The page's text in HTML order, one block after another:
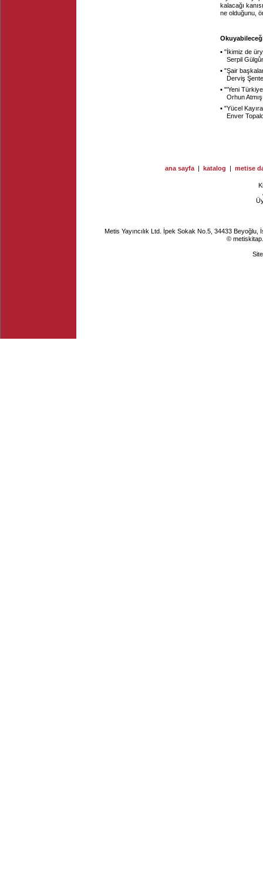
kalacağı
ne olduğunu,
▪ "İkimiz de
Serpil
▪ "Şair
Derviş
▪ "'Yeni
Orhun
▪ "Yücel
Enver
ana sayfa | katalog | metise
Metis Yayıncılık Ltd. İpek Sokak No.5, 34433
©